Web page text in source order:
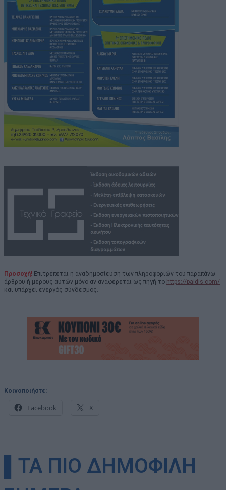
Προσοχή! Επιτρέπεται η αναδημοσίευση των πληροφοριών του παραπάνω
άρθρου ή μέρους αυτών μόνο αν αναφέρεται ως πηγή το https://paidis.com/
και υπάρχει ενεργός σύνδεσμος.
Κοινοποιήστε:
Facebook X
▌ΤΑ ΠΙΟ ΔΗΜΟΦΙΛΗ